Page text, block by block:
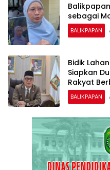
sebagai
BALIKPAPAN
Bidik
Siapkan
Rakyat
BALIKPAPAN